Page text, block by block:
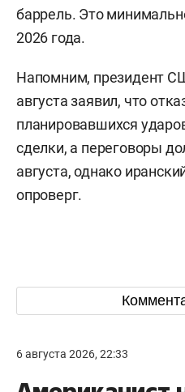
баррель. Это
2026 года.
Напомним, президент
августа заявил, что
планировавшихся
сделки, а переговоры
августа, однако
опроверг.
6 августа 2026, 22:33